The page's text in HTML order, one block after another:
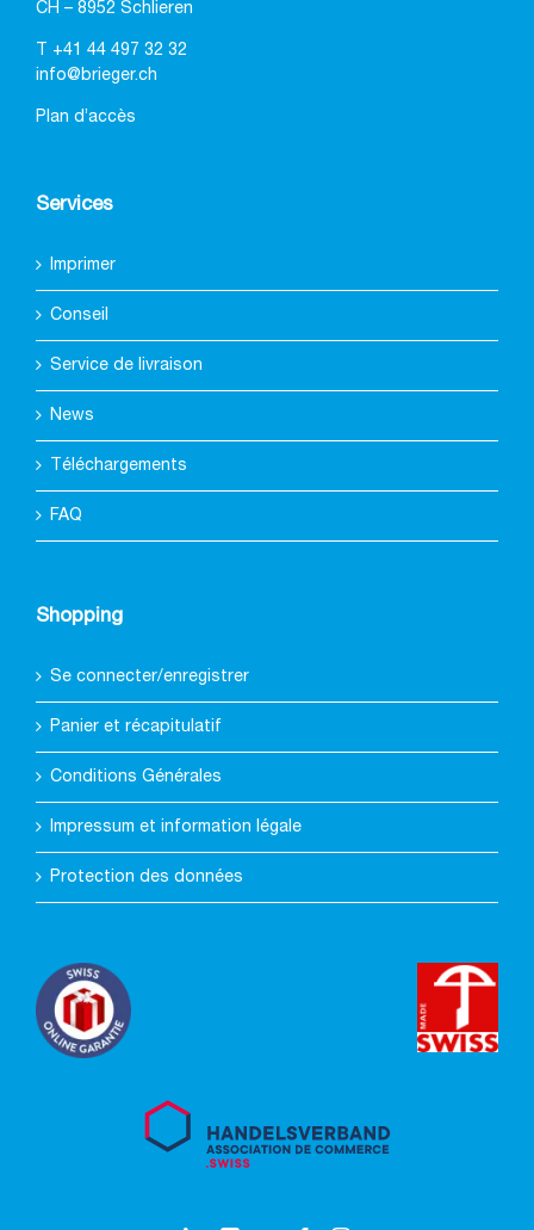
CH – 8952 Schlieren
+41 44 497 32 32
info@brieger.ch
Plan d’accès
Services
Imprimer
Conseil
Service de livraison
News
Téléchargements
FAQ
Shopping
Se connecter/enregistrer
Panier et récapitulatif
Conditions Générales
Impressum et information légale
Protection des données